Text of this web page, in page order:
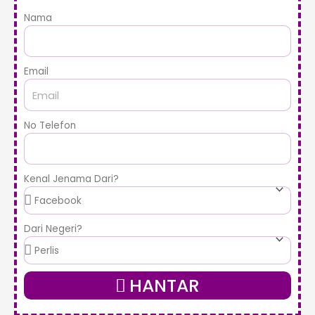
Nama
Email
No Telefon
Kenal Jenama Dari?
Dari Negeri?
HANTAR